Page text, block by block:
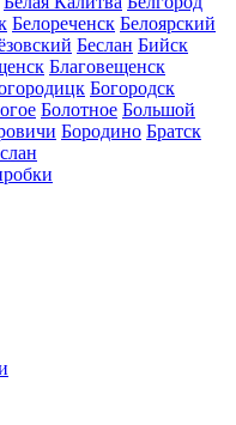
Белореченск Белоярский
Беслан Бийск
Благовещенск
Богородск
Болотное Большой
Бородино Братск